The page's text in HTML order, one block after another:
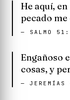
He aquí,
pecado
— SALMO
Engañoso
cosas, y
—